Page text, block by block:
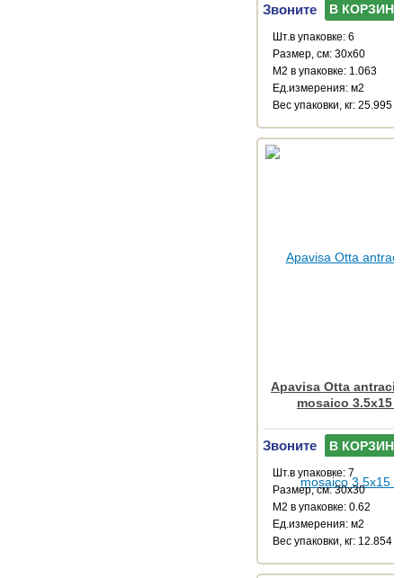
Звоните В КОРЗИНУ
Шт.в упаковке: 6
Размер, см: 30x60
М2 в упаковке: 1.063
Ед.измерения: м2
Веc упаковки, кг: 25.995
Apavisa Otta
mosaico 3.5x15
Звоните В КОРЗИНУ
Шт.в упаковке: 7
Размер, см: 30x30
М2 в упаковке: 0.62
Ед.измерения: м2
Веc упаковки, кг: 12.854